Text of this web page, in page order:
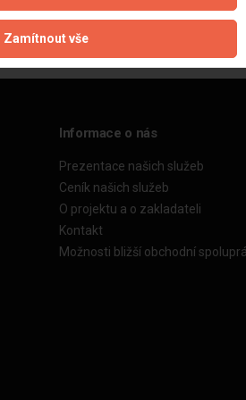
Informace o nás
Prezentace našich služeb
Ceník našich služeb
O projektu a o zakladateli
Kontakt
Možnosti bližší obchodní
Zamítnout vše